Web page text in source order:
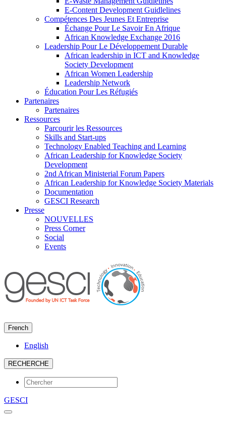
E-Content Development Guidlelines
Compétences Des Jeunes Et Entreprise
Échange Pour Le Savoir En Afrique
African Knowledge Exchange 2016
Leadership Pour Le Développement Durable
African leadership in ICT and Knowledge
Society Development
African Women Leadership
Leadership Network
Éducation Pour Les Réfugiés
Partenaires
Partenaires
Ressources
Parcourir les Ressources
Skills and Start-ups
Technology Enabled Teaching and Learning
African Leadership for Knowledge Society
Development
2nd African Ministerial Forum Papers
African Leadership for Knowledge Society Materials
Documentation
GESCI Research
Presse
NOUVELLES
Press Corner
Social
Events
French
English
RECHERCHE
GESCI